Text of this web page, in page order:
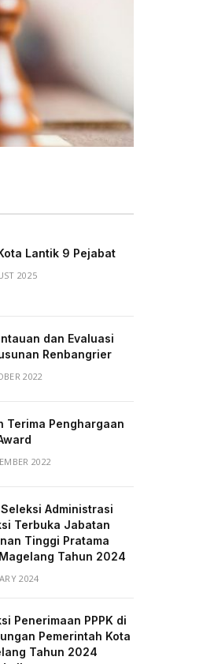
Lantik 9 Pejabat
2025
dan Evaluasi
Renbangrier
2022
Terima Penghargaan
2022
Administrasi
Terbuka Jabatan
Tinggi Pratama
Tahun 2024
2024
Penerimaan PPPK di
Pemerintah Kota
Tahun 2024